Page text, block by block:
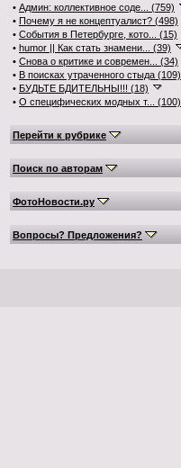
• Админ: коллективное соде... (759)
• Почему я не концептуалист? (498)
• События в Петербурге, кото... (15)
• humor || Как стать знамени... (39)
• Снова о критике и современ... (34)
• В поисках утраченного стыда (109)
• БУДЬТЕ БДИТЕЛЬНЫ!!! (18)
• О специфических модных т... (100)
Перейти к рубрике
Поиск по авторам
ФотоНовости.ру
Вопросы? Предложения?